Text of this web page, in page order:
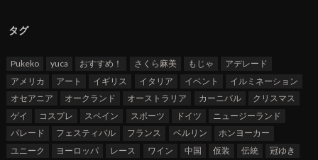
タグ
Pukeko yuca おすすめ！ さくら麻美 もじゃ
アデレード
アメリカ
アート イギリス イタリア イベント
イルミネーション
オセアニア
オークランド オーストラリア カーニバル
クリスマス
ゲイ
コスプレ スペイン スポーツ ドイツ
ニュージーランド
パレード
フェスティバル フランス ベルリン
ホンヨーカー
ユニーク
ヨーロッパ レース ワイン 中国 仮装 伝統
冠ゆき